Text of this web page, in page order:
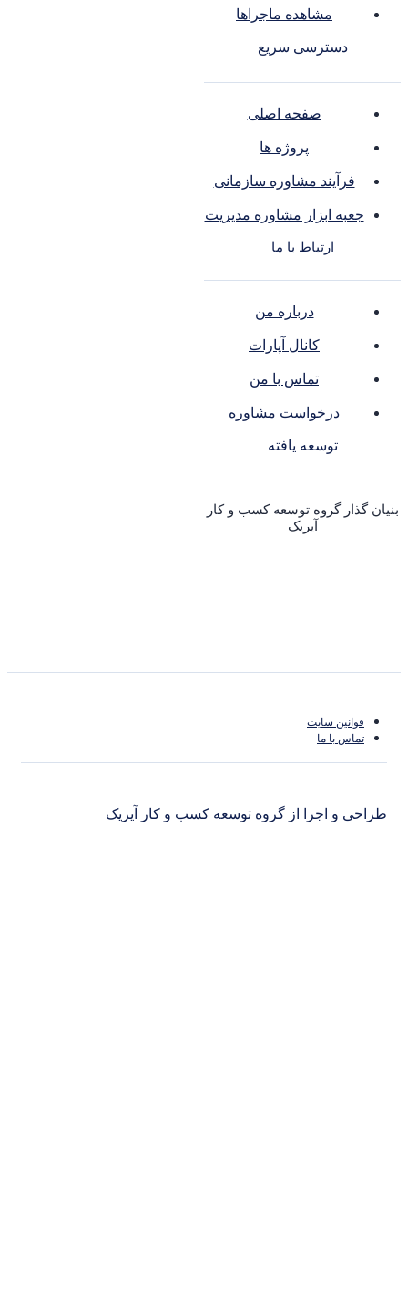
مشاهده ماجراها
دسترسی سریع
صفحه اصلی
مشاوره سازمانی
ابزار مشاوره مدیریت
ارتباط با ما
درباره من
کانال آپارات
تماس با من
درخواست مشاوره
توسعه یافته
گروه توسعه کسب و کار
سایت
با ما
و اجرا از گروه توسعه کسب و کار آیریک